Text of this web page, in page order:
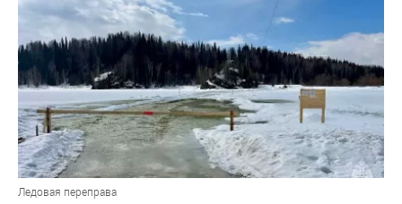
Ледовая переправа